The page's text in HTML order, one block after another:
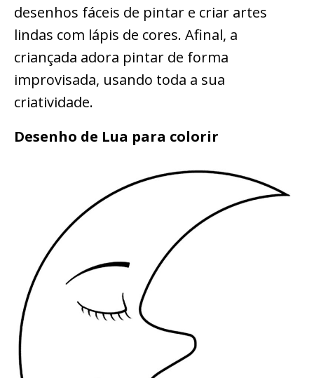
desenhos fáceis de pintar e criar artes
lindas com lápis de cores. Afinal, a
criançada adora pintar de forma
improvisada, usando toda a sua
criatividade.
Desenho de Lua para colorir